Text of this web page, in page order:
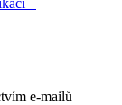
–
e-mailů